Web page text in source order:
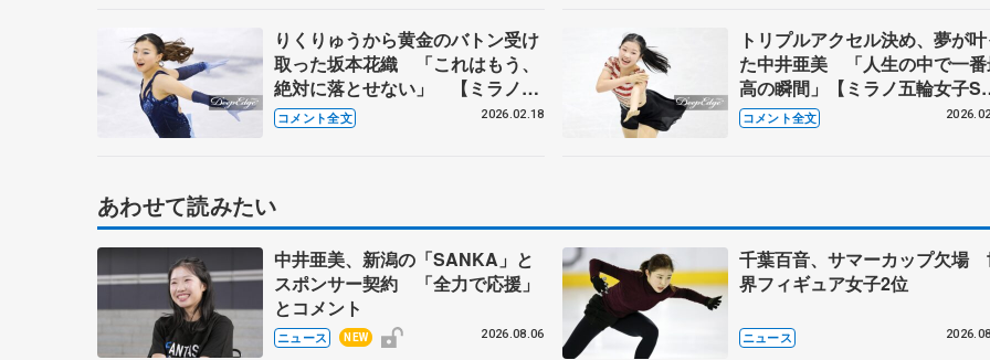
りくりゅうから黄金のバトン受け
取った坂本花織 「これはもう、
絶対に落とせない」 【ミラノ五
輪女子SP後】
コメント全文 2026.02.18
トリプルアクセル決め、夢が
た中井亜美 「人生の中で一番
高の瞬間」【ミラノ五輪女子
後】
コメント全文
あわせて読みたい
中井亜美、新潟の「SANKA」と
スポンサー契約 「全力で応援」
とコメント
ニュース NEW 2026.08.06
千葉百音、サマーカップ欠場
界フィギュア女子2位
ニュース